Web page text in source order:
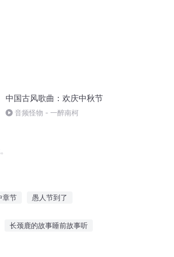
中国古风歌曲：欢庆中秋节
音频怪物 - 一醉南柯
章节 愚人节到了
长颈鹿的故事睡前故事听